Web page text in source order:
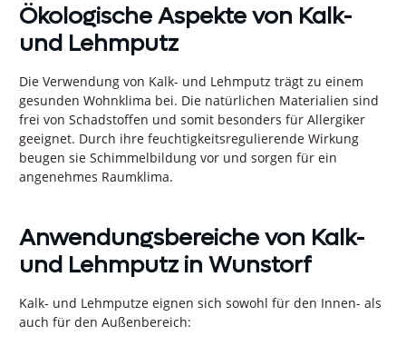
Ökologische Aspekte von Kalk-
und Lehmputz
Die Verwendung von Kalk- und Lehmputz trägt zu einem
gesunden Wohnklima bei. Die natürlichen Materialien sind
frei von Schadstoffen und somit besonders für Allergiker
geeignet. Durch ihre feuchtigkeitsregulierende Wirkung
beugen sie Schimmelbildung vor und sorgen für ein
angenehmes Raumklima.
Anwendungsbereiche von Kalk-
und Lehmputz in Wunstorf
Kalk- und Lehmputze eignen sich sowohl für den Innen- als
auch für den Außenbereich: